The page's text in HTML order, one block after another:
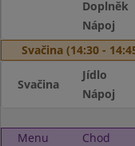
Doplněk
Nápoj
Svačina (14:30 -
Svačina
Jídlo
Nápoj
Menu Chod